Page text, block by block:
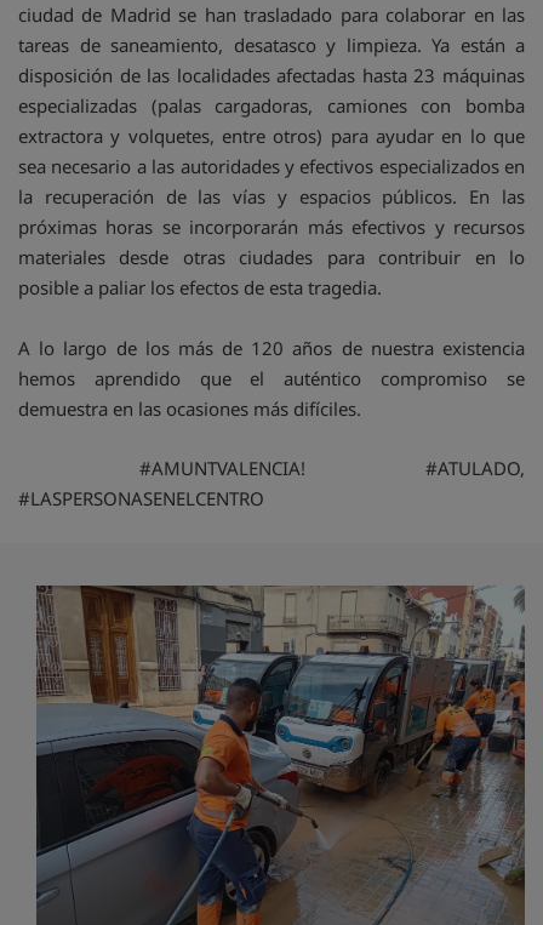
ciudad de Madrid se han trasladado para colaborar en las
tareas de saneamiento, desatasco y limpieza. Ya están a
disposición de las localidades afectadas hasta 23 máquinas
especializadas (palas cargadoras, camiones con bomba
extractora y volquetes, entre otros) para ayudar en lo que
sea necesario a las autoridades y efectivos especializados en
la recuperación de las vías y espacios públicos. En las
próximas horas se incorporarán más efectivos y recursos
materiales desde otras ciudades para contribuir en lo
posible a paliar los efectos de esta tragedia.
A lo largo de los más de 120 años de nuestra existencia
hemos aprendido que el auténtico compromiso se
demuestra en las ocasiones más difíciles.
#AMUNTVALENCIA! #ATULADO,
#LASPERSONASENELCENTRO